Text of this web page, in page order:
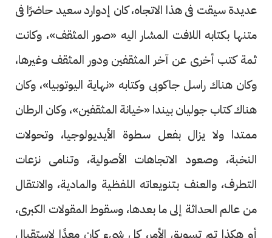
عديدة سيقت فى هذا الاتجاه، كان إدوارد سعيد حاضرًا فى
متنها بكتابه اللافت المشار اليه «صور المثقف»، وكانت
ثمة كتب أخرى عن آخر المثقفين ودور المثقف وغيرها،
وكان هناك راسل جاكوبى وكتابه «نهاية اليوتوبيا»، وكان
هناك كتاب جوليان بيندا «خيانة المثقفين»، وكان الرطان
ممتدا ولا يزال بفعل سطوة الأيديولوجيا، وتحولات
النخبة، وصعود الاتجاهات الأصولية، وتنامى نزعات
التطرف، والعنف بتنويعاته اللفظية والمادية، والانتقال
من عالم الحداثة إلى ما بعدها، وسقوط المقولات الكبرى،
أو هكذا تم تسويق الأمر، كل شىء كان معدًا لاستقبال